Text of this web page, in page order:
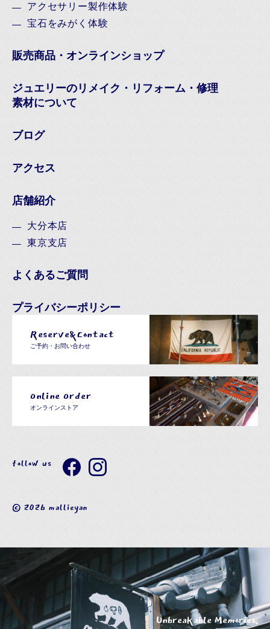
follow us
アクセサリー製作体験
宝石をみがく体験
販売商品・オンラインショップ
ジュエリーのリメイク・リフォーム・修理
素材について
ブログ
アクセス
店舗紹介
大分本店
東京支店
よくあるご質問
プライバシーポリシー
Reserve&Contact
ご予約・お問い合わせ
Online Order
オンラインストア
© 2026 mallieyan
Unbreakable Memories.